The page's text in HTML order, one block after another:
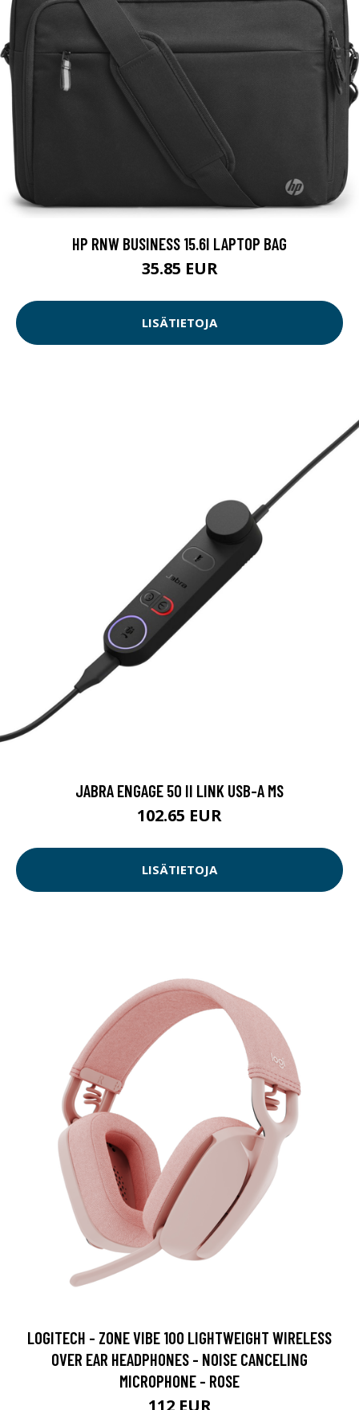
HP RNW BUSINESS 15.6I LAPTOP BAG
35.85 EUR
LISÄTIETOJA
JABRA ENGAGE 50 II LINK USB-A MS
102.65 EUR
LISÄTIETOJA
LOGITECH - ZONE VIBE 100 LIGHTWEIGHT WIRELESS
OVER EAR HEADPHONES - NOISE CANCELING
MICROPHONE - ROSE
112 EUR